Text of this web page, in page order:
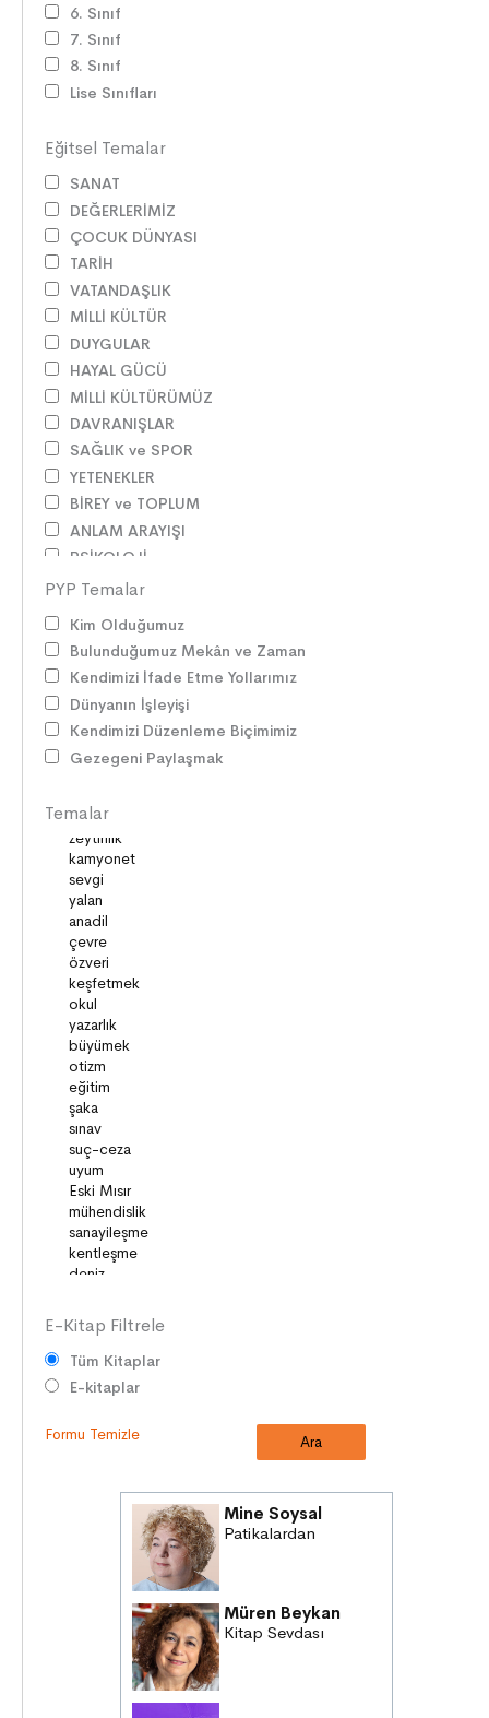
6. Sınıf
7. Sınıf
8. Sınıf
Lise Sınıfları
Eğitsel Temalar
SANAT
DEĞERLERİMİZ
ÇOCUK DÜNYASI
TARİH
VATANDAŞLIK
MİLLİ KÜLTÜR
DUYGULAR
HAYAL GÜCÜ
MİLLİ KÜLTÜRÜMÜZ
DAVRANIŞLAR
SAĞLIK ve SPOR
YETENEKLER
BİREY ve TOPLUM
ANLAM ARAYIŞI
PSİKOLOJİ
SAĞLIK ve ÇEVRE
HİKÂYE GELENEĞİMİZ
ZAMAN ve MEKÂN
EDEBİ TÜRLER
SORUMLULUKLAR
HAK ve ÖZGÜRLÜKLER
ATATÜRK
LİDERLER
DOĞA ve EVREN
HAKLAR
DEMOKRASİ
BİLİM ve TEKNOLOJİ
KÜLTÜRLER
DİLİMİZİN ZENGİNLİĞİ
KİŞİSEL GELİŞİM
SAĞLIK
MİLLİ MÜCADELE
OKUMA KÜLTÜRÜ
GELENEKLER
ERDEMLER
DESTANLAR
PYP Temalar
Kim Olduğumuz
Bulunduğumuz Mekân ve Zaman
Kendimizi İfade Etme Yollarımız
Dünyanın İşleyişi
Kendimizi Düzenleme Biçimimiz
Gezegeni Paylaşmak
Temalar
E-Kitap Filtrele
Tüm Kitaplar
E-kitaplar
Formu Temizle
Mine Soysal
Patikalardan
Müren Beykan
Kitap Sevdası